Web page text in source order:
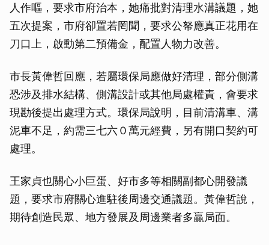
人作嘔，要求市府治本，她痛批對清理水溝議題，她
五次提案，市府卻置若罔聞，要求公帑應真正花用在
刀口上，啟動第二預備金，配置人物力改善。
市長黃偉哲回應，若屬環保局應做好清理，部分側溝
恐涉及排水結構、側溝設計或其他局處權責，會要求
現勘後提出處理方式。環保局說明，目前清溝車、溝
泥車不足，約需三七六０萬元經費，另有開口契約可
處理。
王家貞也關心小巨蛋、好市多等相關副都心開發議
題，要求市府關心進駐後周邊交通議題。黃偉哲說，
期待創造民眾、地方發展及周邊業者多贏局面。